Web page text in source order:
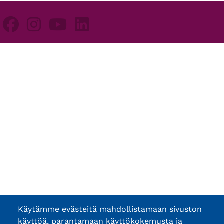
Käytämme evästeitä mahdollistamaan sivuston
käyttöä, parantamaan käyttökokemusta ja